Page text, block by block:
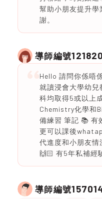
幫助小朋友提升學
謝。
導師編號121820
Hello 請問你係唔
就讀浸會大學幼兒
科均取得5或以上
Chemistry化學和
備練習 筆記 📚 有
更可以課後
代進度和小朋友情
🙌🏻 有5年私補經
導師編號